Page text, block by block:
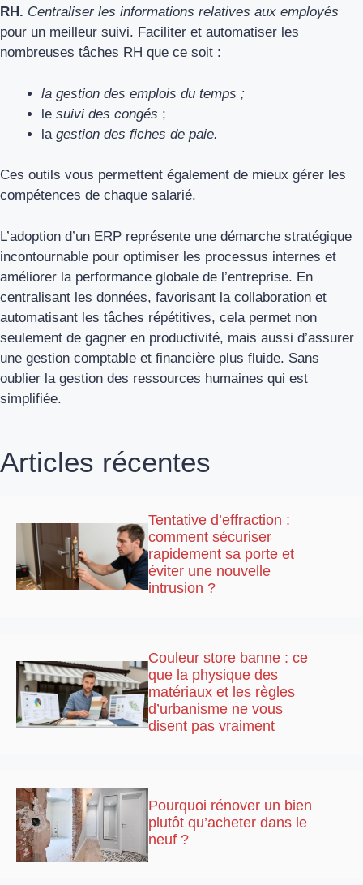
RH. Centraliser les informations relatives aux employés
pour un meilleur suivi. Faciliter et automatiser les
nombreuses tâches RH que ce soit :
la gestion des emplois du temps ;
le suivi des congés ;
la gestion des fiches de paie.
Ces outils vous permettent également de mieux gérer les
compétences de chaque salarié.
L’adoption d’un ERP représente une démarche stratégique
incontournable pour optimiser les processus internes et
améliorer la performance globale de l’entreprise. En
centralisant les données, favorisant la collaboration et
automatisant les tâches répétitives, cela permet non
seulement de gagner en productivité, mais aussi d’assurer
une gestion comptable et financière plus fluide. Sans
oublier la gestion des ressources humaines qui est
simplifiée.
Articles récentes
Tentative d’effraction :
comment sécuriser
rapidement sa porte et
éviter une nouvelle
intrusion ?
Couleur store banne : ce
que la physique des
matériaux et les règles
d’urbanisme ne vous
disent pas vraiment
Pourquoi rénover un bien
plutôt qu’acheter dans le
neuf ?